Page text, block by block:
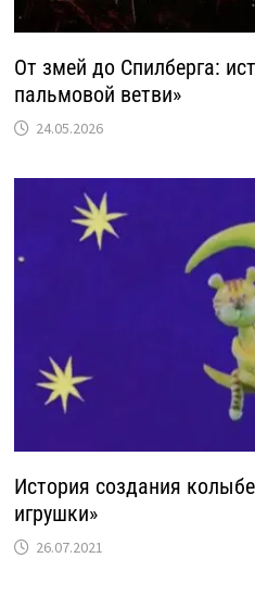
От змей до Спилберга:
пальмовой ветви»
24.05.2026
История создания
игрушки»
26.07.2021